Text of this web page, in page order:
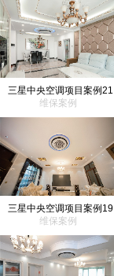
三星中央空调项目案例21
维保案例
三星中央空调项目案例19
维保案例